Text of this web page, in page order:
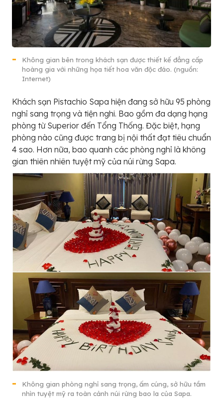
Không gian bên trong khách sạn được thiết kế đẳng cấp
hoàng gia với những họa tiết hoa văn độc đáo. (nguồn:
Internet)
Khách sạn Pistachio Sapa hiện đang sở hữu 95 phòng
nghỉ sang trọng và tiện nghi. Bao gồm đa dạng hạng
phòng từ Superior đến Tổng Thống. Đặc biệt, hạng
phòng nào cũng được trang bị nội thất đạt tiêu chuẩn
4 sao. Hơn nữa, bao quanh các phòng nghỉ là không
gian thiên nhiên tuyệt mỹ của núi rừng Sapa.
Không gian phòng nghỉ sang trọng, ấm cúng, sở hữu tầm
nhìn tuyệt mỹ ra toàn cảnh núi rừng bao la của Sapa.